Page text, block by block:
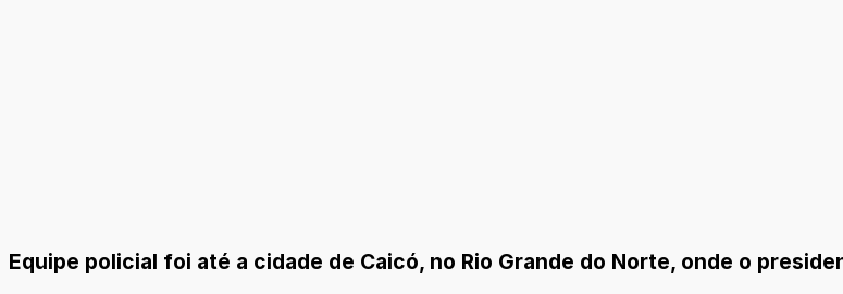
Equipe policial foi até a cidade de Caicó, no Rio Grande do Norte, onde o